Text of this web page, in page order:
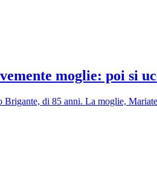
moglie: poi si
di 85 anni. La moglie,